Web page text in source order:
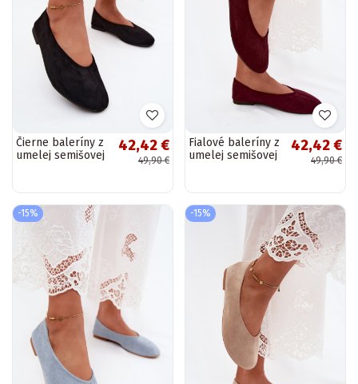
Čierne baleríny z
umelej semišovej
42,42 €
49,90 €
Fialové baleríny z
umelej semišovej
42,42 €
49,90 €
-15% -15%